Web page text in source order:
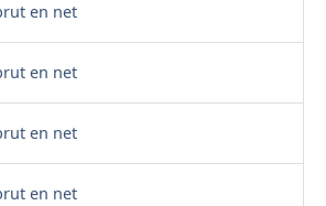
en net
en net
en net
en net